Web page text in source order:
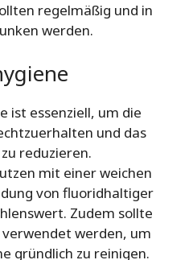
regelmäßig und in
werden.
ist essenziell, um die
und das
reduzieren.
mit einer weichen
von fluoridhaltiger
Zudem sollte
werden, um
gründlich zu reinigen.